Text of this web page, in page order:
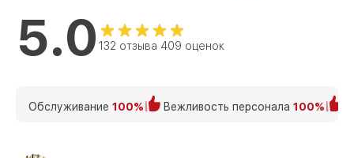
5.0 132 отзыва 409 оценок
Обслуживание 100% Вежливость персонала 100%